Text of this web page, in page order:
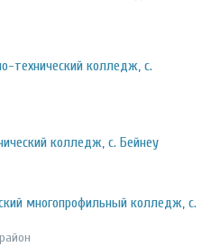
технический колледж, с.
колледж, с. Бейнеу
многопрофильный колледж, с.